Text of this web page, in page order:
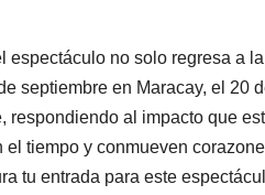
espectáculo no solo regresa a la
septiembre en Maracay, el 20
respondiendo al impacto que
tiempo y conmueven
tu entrada para este